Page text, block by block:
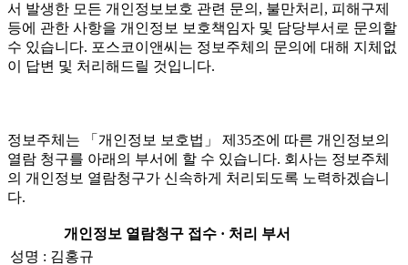
서 발생한 모든 개인정보보호 관련 문의, 불만처리, 피해구제
등에 관한 사항을 개인정보 보호책임자 및 담당부서로 문의할
수 있습니다. 포스코이앤씨는 정보주체의 문의에 대해 지체없
이 답변 및 처리해드릴 것입니다.
정보주체는 「개인정보 보호법」 제35조에 따른 개인정보의
열람 청구를 아래의 부서에 할 수 있습니다. 회사는 정보주체
의 개인정보 열람청구가 신속하게 처리되도록 노력하겠습니
다.
개인정보 열람청구 접수 · 처리 부서
성명 : 김홍규